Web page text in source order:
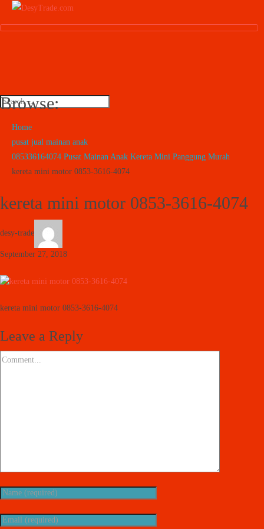
Browse:
Home
pusat jual mainan anak
085336164074 Pusat Mainan Anak Kereta Mini Panggung Murah
kereta mini motor 0853-3616-4074
kereta mini motor 0853-3616-4074
desy-trade
September 27, 2018
kereta mini motor 0853-3616-4074
Leave a Reply